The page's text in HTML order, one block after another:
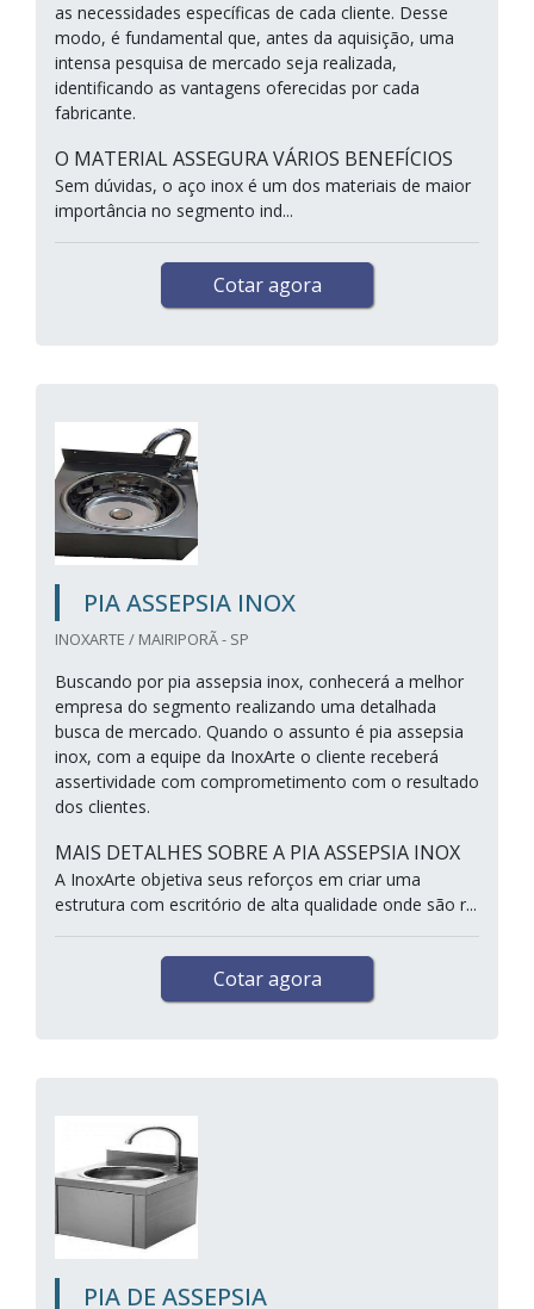
as necessidades específicas de cada cliente. Desse
modo, é fundamental que, antes da aquisição, uma
intensa pesquisa de mercado seja realizada,
identificando as vantagens oferecidas por cada
fabricante.
O MATERIAL ASSEGURA VÁRIOS BENEFÍCIOS
Sem dúvidas, o aço inox é um dos materiais de maior
importância no segmento ind...
Cotar agora
PIA ASSEPSIA INOX
INOXARTE / MAIRIPORÃ - SP
Buscando por pia assepsia inox, conhecerá a melhor
empresa do segmento realizando uma detalhada
busca de mercado. Quando o assunto é pia assepsia
inox, com a equipe da InoxArte o cliente receberá
assertividade com comprometimento com o resultado
dos clientes.
MAIS DETALHES SOBRE A PIA ASSEPSIA INOX
A InoxArte objetiva seus reforços em criar uma
estrutura com escritório de alta qualidade onde são r...
Cotar agora
PIA DE ASSEPSIA